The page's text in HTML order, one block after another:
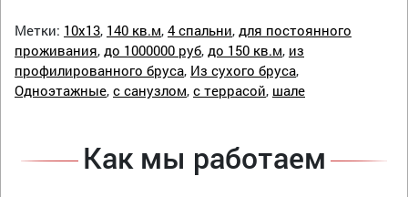
Метки: 10х13, 140 кв.м, 4 спальни, для постоянного
проживания, до 1000000 руб, до 150 кв.м, из
профилированного бруса, Из сухого бруса,
Одноэтажные, с санузлом, с террасой, шале
Как мы работаем